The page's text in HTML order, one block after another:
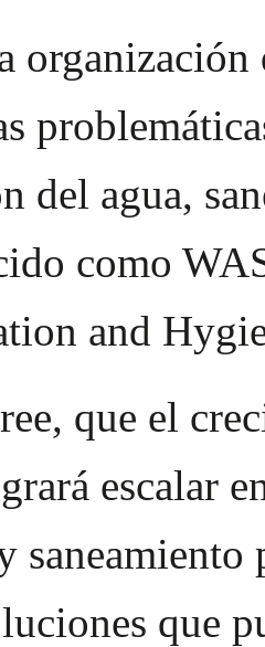
organización
del agua,
como
and
que el
escalar
que